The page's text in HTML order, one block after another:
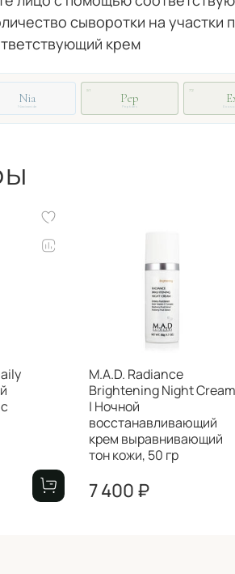
сыворотки на участки
крем
Nia
Niacinamide
51
Pep
Peptides
72
M.A.D. Radiance
Brightening Night Cream
| Ночной
восстанавливающий
крем выравнивающий
тон кожи, 50 гр
7 400 ₽